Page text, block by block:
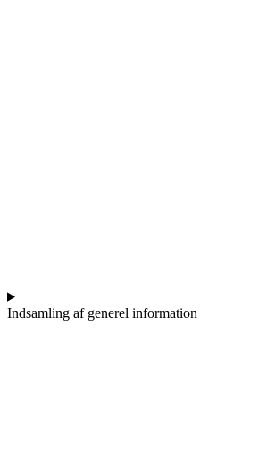
Indsamling af generel information